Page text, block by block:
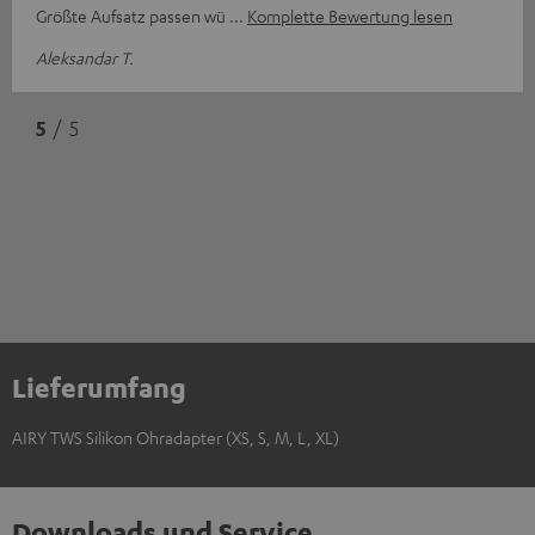
Größte Aufsatz passen wü
Komplette Bewertung lesen
Aleksandar T.
5 / 5
Lieferumfang
AIRY TWS Silikon Ohradapter (XS, S, M, L, XL)